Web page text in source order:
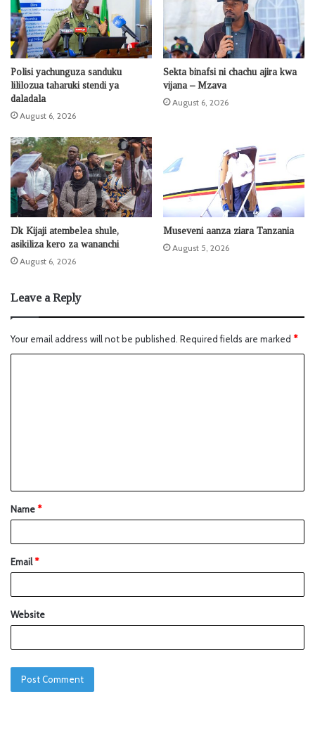
Polisi yachunguza sanduku
lililozua taharuki stendi ya
daladala
August 6, 2026
Sekta binafsi ni chachu ajira kwa
vijana – Mzava
August 6, 2026
Dk Kijaji atembelea shule,
asikiliza kero za wananchi
August 6, 2026
Museveni aanza ziara Tanzania
August 5, 2026
Leave a Reply
Your email address will not be published. Required fields are marked *
Name*
Email*
Website